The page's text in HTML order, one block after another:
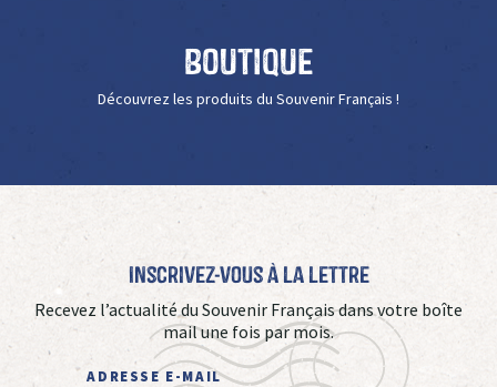
Boutique
Découvrez les produits du Souvenir Français !
Inscrivez-vous à La Lettre
Recevez l’actualité du Souvenir Français dans votre boîte
mail une fois par mois.
ADRESSE E-MAIL